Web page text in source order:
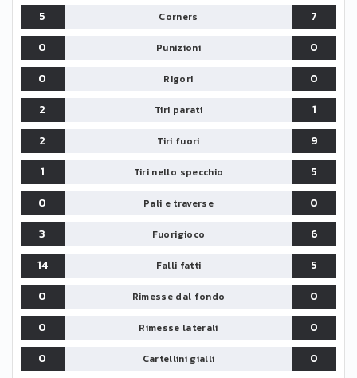
5 Corners
7
0
Punizioni
0
0
Rigori
0
2
Tiri parati
1
2
Tiri fuori
9
1
Tiri nello specchio
5
0
Pali e traverse
0
3
Fuorigioco
6
14
Falli fatti
5
0
Rimesse dal fondo
0
0
Rimesse laterali
0
0
Cartellini gialli
0